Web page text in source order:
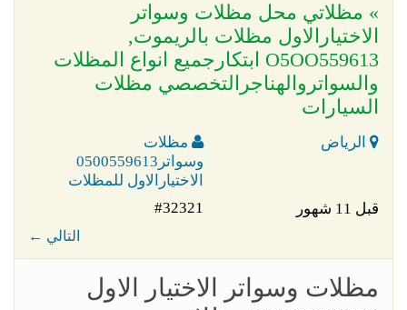
» مظلاتي محل مظلات وسواتر
الاختيارالاول مظلات بالريموت,
O5OO559613 ابتكارجميع انواع المظلات
والسواتروالهناجرالتخصصي مظلات
السيارات
الرياض
مظلات
وسواتر0500559613
الاختيارالاول للمظلات
قبل 11 شهور
#32321
← التالي
مظلات وسواتر الاختيار الاول